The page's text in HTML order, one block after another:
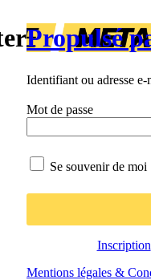
Propulsé
Identifiant ou adresse e-
Mot de passe
Se souvenir de moi
Inscription
Mentions légales &